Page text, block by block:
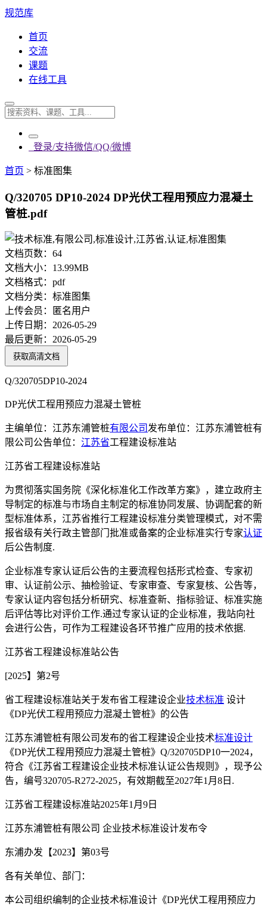
规范库
首页
交流
课题
在线工具
登录/支持微信/QQ/微博
首页 > 标准图集
Q/320705 DP10-2024 DP光伏工程用预应力混凝土
管桩.pdf
文档页数： 64
文档大小： 13.99MB
文档格式： pdf
文档分类： 标准图集
上传会员：
匿名用户
上传日期： 2026-05-29
最后更新： 2026-05-29
获取高清文档
Q/320705DP10-2024
DP光伏工程用预应力混凝土管桩
主编单位：江苏东浦管桩有限公司发布单位：江苏东浦管桩有
限公司公告单位： 江苏省工程建设标准站
江苏省工程建设标准站
为贯彻落实国务院《深化标准化工作改革方案》，建立政府主
导制定的标准与市场自主制定的标准协同发展、协调配套的新
型标准体系，江苏省推行工程建设标准分类管理模式，对不需
报省级有关行政主管部门批准或备案的企业标准实行专家认证
后公告制度.
企业标准专家认证后公告的主要流程包括形式检查、专家初
审、认证前公示、抽检验证、专家审查、专家复核、公告等，
专家认证内容包括分析研究、标准查新、指标验证、标准实施
后评估等比对评价工作.通过专家认证的企业标准，我站向社
会进行公告，可作为工程建设各环节推广应用的技术依据.
江苏省工程建设标准站公告
[2025】第2号
省工程建设标准站关于发布省工程建设企业技术标准 设计
《DP光伏工程用预应力混凝土管桩》的公告
江苏东浦管桩有限公司发布的省工程建设企业技术标准设计
《DP光伏工程用预应力混凝土管桩》Q/320705DP10一2024，
符合《江苏省工程建设企业技术标准认证公告规则》，现予公
告，编号320705-R272-2025，有效期截至2027年1月8日.
江苏省工程建设标准站2025年1月9日
江苏东浦管桩有限公司 企业技术标准设计发布令
东浦办发【2023】第03号
各有关单位、部门：
本公司组织编制的企业技术标准设计《DP光伏工程用预应力